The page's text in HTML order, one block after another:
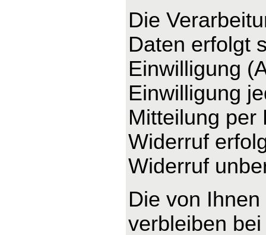
Die
Daten erfolgt
Einwilligung
Einwilligung
Mitteilung per
Widerruf
Widerruf
Die von
verbleiben